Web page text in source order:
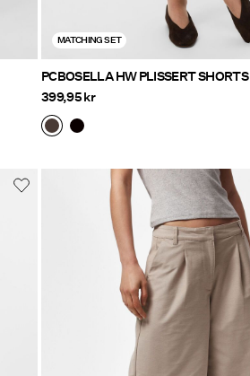
MATCHING SET
PCBOSELLA HW PLISSERT SHORTS
399,95 kr